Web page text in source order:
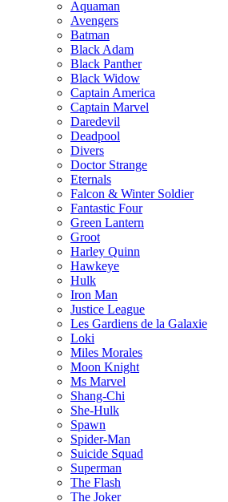
Aquaman
Avengers
Batman
Black Adam
Black Panther
Black Widow
Captain America
Captain Marvel
Daredevil
Deadpool
Divers
Doctor Strange
Eternals
Falcon & Winter Soldier
Fantastic Four
Green Lantern
Groot
Harley Quinn
Hawkeye
Hulk
Iron Man
Justice League
Les Gardiens de la Galaxie
Loki
Miles Morales
Moon Knight
Ms Marvel
Shang-Chi
She-Hulk
Spawn
Spider-Man
Suicide Squad
Superman
The Flash
The Joker